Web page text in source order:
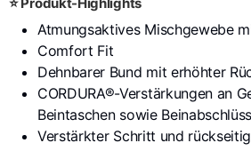
Atmungsaktives Mischgewebe
Comfort Fit
Dehnbarer Bund mit erhöhter
CORDURA®-Verstärkungen an
Beintaschen sowie
Verstärkter Schritt und